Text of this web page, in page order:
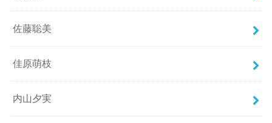
佐藤聡美
佳原萌枝
内山夕実